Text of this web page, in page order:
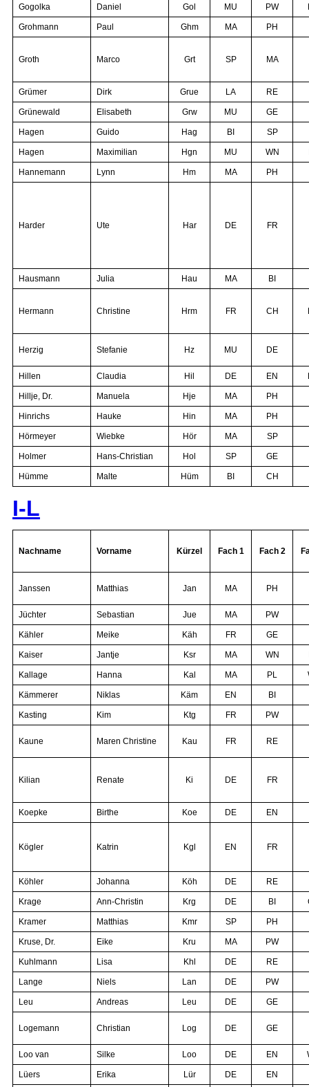
Gogolka Daniel Gol MU PW
Grohmann Paul Ghm MA PH
Groth Marco Grt SP MA
Grümer Dirk Grue LA RE
Grünewald Elisabeth Grw MU GE
Hagen Guido Hag BI SP
Hagen Maximilian Hgn MU WN
Hannemann Lynn Hm MA PH
Harder Ute Har DE FR
Hausmann Julia Hau MA BI
Hermann Christine Hrm FR CH
Herzig Stefanie Hz MU DE
Hillen Claudia Hil DE EN
Hillje, Dr. Manuela Hje MA PH
Hinrichs Hauke Hin MA PH
Hörmeyer Wiebke Hör MA SP
Holmer Hans-Christian Hol SP GE
Hümme Malte Hüm BI CH
I-L
Nachname Vorname Kürzel Fach 1 Fach 2
Janssen Matthias Jan MA PH
Jüchter Sebastian Jue MA PW
Kähler Meike Käh FR GE
Kaiser Jantje Ksr MA WN
Kallage Hanna Kal MA PL
Kämmerer Niklas Käm EN BI
Kasting Kim Ktg FR PW
Kaune Maren Christine Kau FR RE
Kilian Renate Ki DE FR
Koepke Birthe Koe DE EN
Kögler Katrin Kgl EN FR
Köhler Johanna Köh DE RE
Krage Ann-Christin Krg DE BI
Kramer Matthias Kmr SP PH
Kruse, Dr. Eike Kru MA PW
Kuhlmann Lisa Khl DE RE
Lange Niels Lan DE PW
Leu Andreas Leu DE GE
Logemann Christian Log DE GE
Loo van Silke Loo DE EN
Lüers Erika Lür DE EN